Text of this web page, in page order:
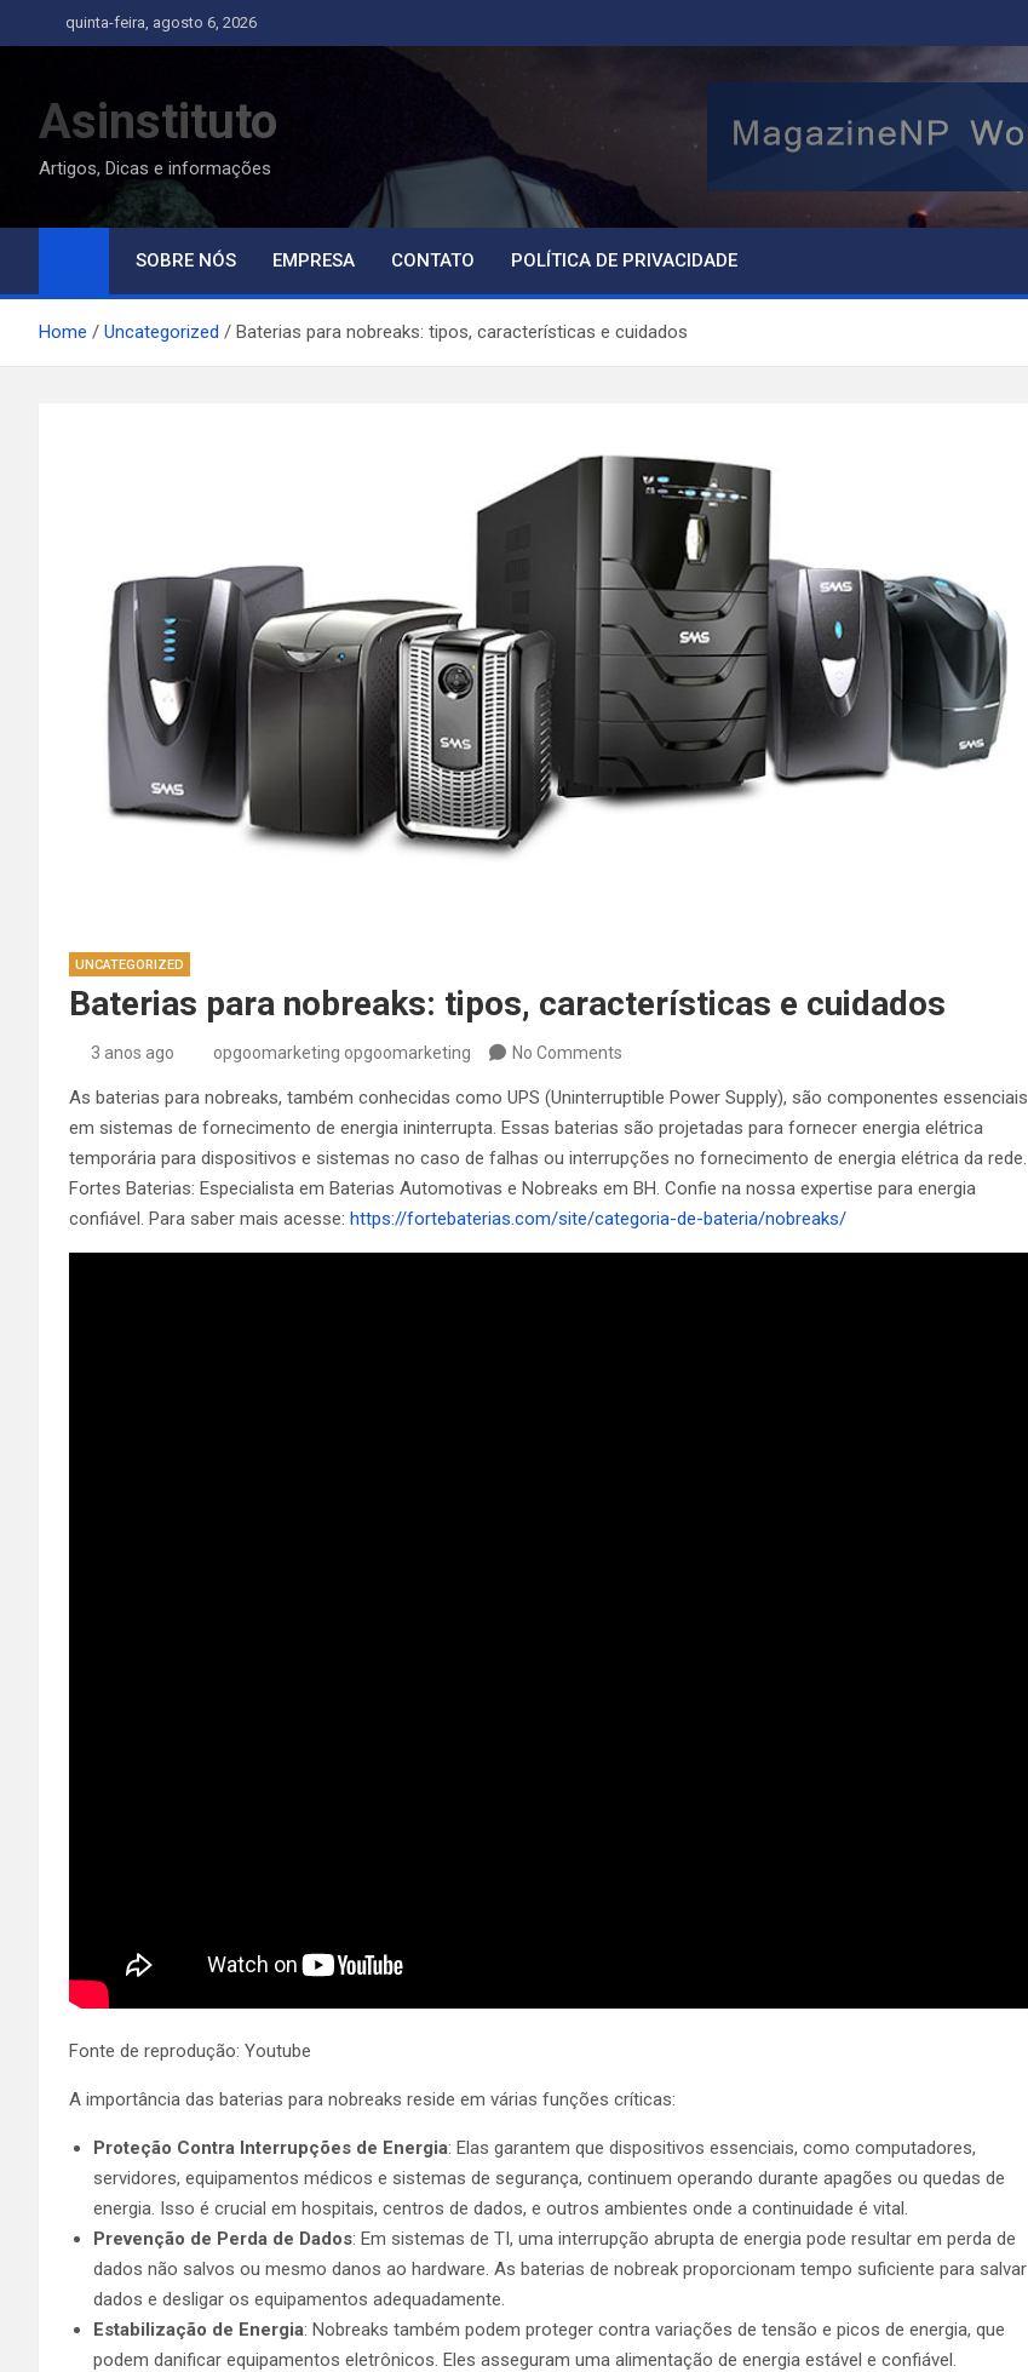
to
quinta-feira, agosto 6, 2026
Asinstituto
Artigos, Dicas e informações
SOBRE NÓS EMPRESA CONTATO POLÍTICA DE PRIVACIDADE
Home Uncategorized Baterias para nobreaks: tipos, características e cuidados
UNCATEGORIZED
Baterias para nobreaks: tipos, características e cuidados
3 anos ago opgoomarketing opgoomarketing No Comments
As baterias para nobreaks, também conhecidas como UPS (Uninterruptible Power Supply), são componentes essenciais
em sistemas de fornecimento de energia ininterrupta. Essas baterias são projetadas para fornecer energia elétrica
temporária para dispositivos e sistemas no caso de falhas ou interrupções no fornecimento de energia elétrica da rede.
Fortes Baterias: Especialista em Baterias Automotivas e Nobreaks em BH. Confie na nossa expertise para energia
confiável. Para saber mais acesse: https://fortebaterias.com/site/categoria-de-bateria/nobreaks/
Fonte de reprodução: Youtube
A importância das baterias para nobreaks reside em várias funções críticas:
Proteção Contra Interrupções de Energia: Elas garantem que dispositivos essenciais, como computadores,
servidores, equipamentos médicos e sistemas de segurança, continuem operando durante apagões ou quedas de
energia. Isso é crucial em hospitais, centros de dados, e outros ambientes onde a continuidade é vital.
Prevenção de Perda de Dados: Em sistemas de TI, uma interrupção abrupta de energia pode resultar em perda de
dados não salvos ou mesmo danos ao hardware. As baterias de nobreak proporcionam tempo suficiente para salvar
dados e desligar os equipamentos adequadamente.
Estabilização de Energia: Nobreaks também podem proteger contra variações de tensão e picos de energia, que
podem danificar equipamentos eletrônicos. Eles asseguram uma alimentação de energia estável e confiável.